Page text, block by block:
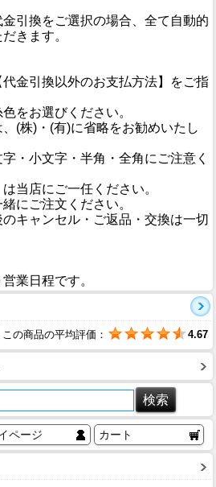
引換をご選択の場合、全て自動的
きます。
代金引換以外のお支払方法】をご指
をお選びください。
(株)・(有)に省略をお勧めいたし
・小文字・半角・全角にご注意く
当店にご一任ください。
にご注文ください。
のキャンセル・ご返品・交換は一切
業日程です。
この商品の平均評価： 4.67
ページ カート